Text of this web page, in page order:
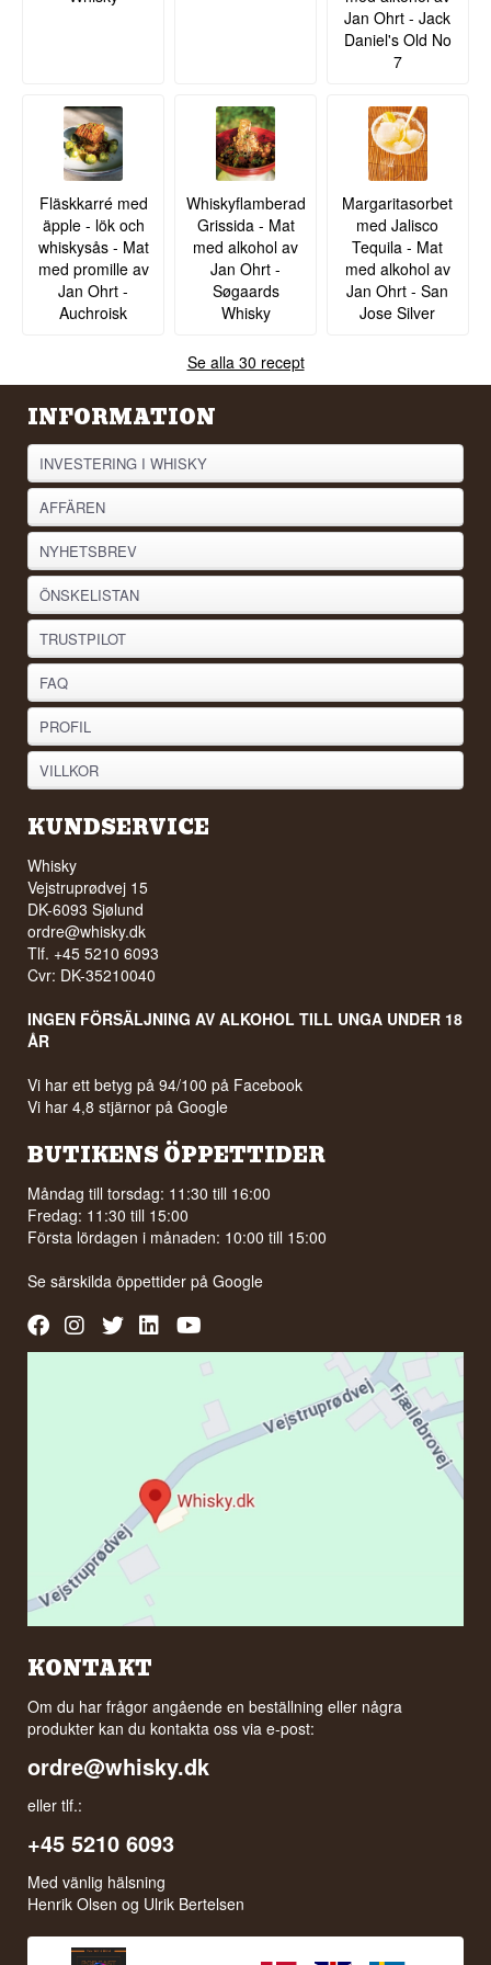
Typ: Single Malt Dansk Whisky
Edition: Whiskymessen Private Cask
Smakprofil
Fatstyrka · Ung malt · 4 år · Direkt
Visste du att?
4-åriga whiskyuttryck vid fatstyrka ger en aktiv
och mer intensiv fatkaraktär – de nya eketans
tanniner och smaker bidrar mer aggressivt än på
äldre fat. Det ger ett raskt och oensat uttryck som
är fascinerande för den som vill se whiskyn i ett
Jan Ohrt - Jack
Daniel's Old No
7
Fläskkarré med
äpple - lök och
whiskysås - Mat
med promille av
Jan Ohrt -
Auchroisk
Whiskyflamberad
Grissida - Mat
med alkohol av
Jan Ohrt -
Søgaards
Whisky
Margaritasorbet
med Jalisco
Tequila - Mat
med alkohol av
Jan Ohrt - San
Jose Silver
Se alla 30 recept
INFORMATION
INVESTERING I WHISKY
AFFÄREN
NYHETSBREV
ÖNSKELISTAN
TRUSTPILOT
FAQ
PROFIL
VILLKOR
KUNDSERVICE
Whisky
Vejstruprødvej 15
DK-6093 Sjølund
ordre@whisky.dk
Tlf. +45 5210 6093
Cvr: DK-35210040
INGEN FÖRSÄLJNING AV ALKOHOL TILL UNGA UNDER 18
ÅR
Vi har ett betyg på 94/100 på Facebook
Vi har 4,8 stjärnor på Google
BUTIKENS ÖPPETTIDER
Måndag till torsdag: 11:30 till 16:00
Fredag: 11:30 till 15:00
Första lördagen i månaden: 10:00 till 15:00
Se särskilda öppettider påGoogle
KONTAKT
Om du har frågor angående en beställning eller några
produkter kan du kontakta oss via e-post:
ordre@whisky.dk
eller tlf.:
+45 5210 6093
Med vänlig hälsning
Henrik Olsen og Ulrik Bertelsen